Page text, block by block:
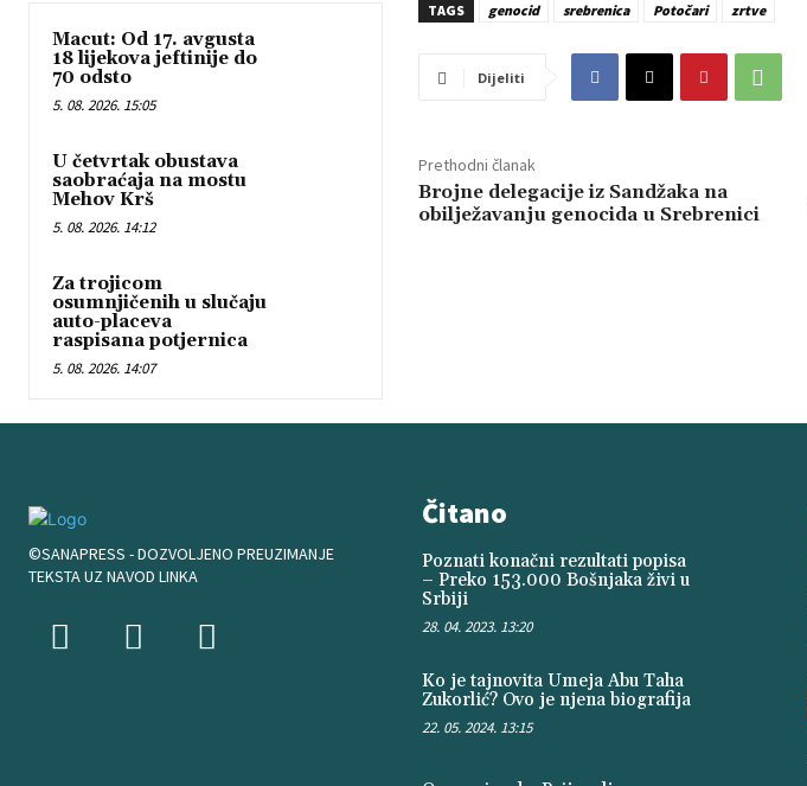
Macut: Od 17. avgusta
18 lijekova jeftinije do
70 odsto
5. 08. 2026. 15:05
U četvrtak obustava
saobraćaja na mostu
Mehov Krš
5. 08. 2026. 14:12
Za trojicom
osumnjičenih u slučaju
auto-placeva
raspisana potjernica
5. 08. 2026. 14:07
TAGS genocid srebrenica Potočari zrtve
Dijeliti
Prethodni članak
Brojne delegacije iz Sandžaka na
obilježavanju genocida u Srebrenici
©SANAPRESS - DOZVOLJENO PREUZIMANJE
TEKSTA UZ NAVOD LINKA
Čitano
Poznati konačni rezultati popisa
– Preko 153.000 Bošnjaka živi u
Srbiji
28. 04. 2023. 13:20
Ko je tajnovita Umeja Abu Taha
Zukorlić? Ovo je njena biografija
22. 05. 2024. 13:15